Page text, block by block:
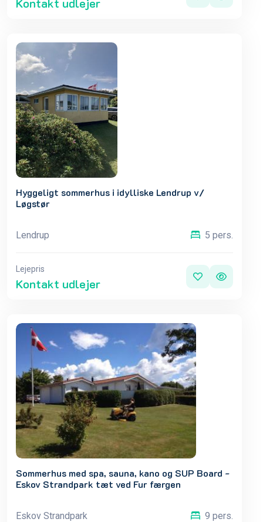
Hyggeligt sommerhus i idylliske Lendrup v/
Løgstør
Lendrup 5 pers.
Lejepris
Kontakt udlejer
Sommerhus med spa, sauna, kano og SUP Board -
Eskov Strandpark tæt ved Fur færgen
Eskov Strandpark 9 pers.